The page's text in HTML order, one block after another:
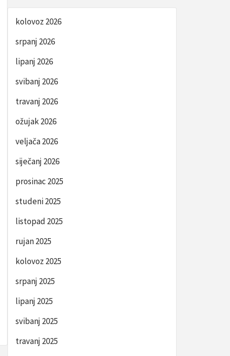
kolovoz 2026
srpanj 2026
lipanj 2026
svibanj 2026
travanj 2026
ožujak 2026
veljača 2026
siječanj 2026
prosinac 2025
studeni 2025
listopad 2025
rujan 2025
kolovoz 2025
srpanj 2025
lipanj 2025
svibanj 2025
travanj 2025